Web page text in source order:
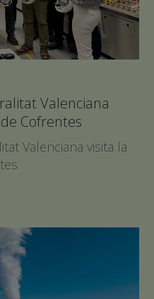
Valenciana
Cofrentes
Valenciana visita la